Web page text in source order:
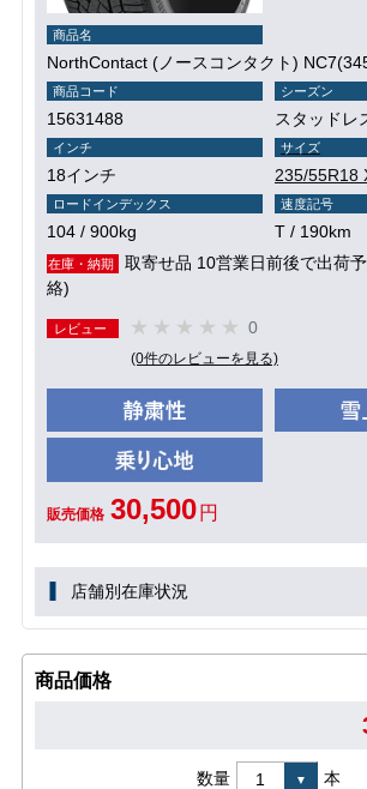
商品名
NorthContact (ノースコンタクト)
商品コード
15631488
シーズン
スタッドレ
インチ
18インチ
サイズ
235/55R18
ロードインデックス
104 / 900kg
速度記号
T / 190km
在庫・納期
取寄せ品 10営業日前後で出荷
絡)
レビュー 0
(0件のレビューを見る)
販売価格 30,500 円
店舗別在庫状況
商品価格
数量 本